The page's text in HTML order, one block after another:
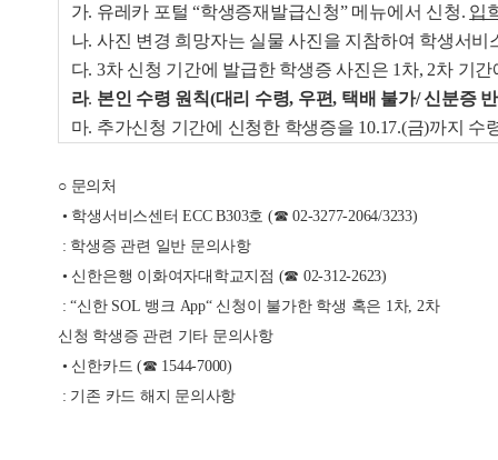
가. 유레카 포털 “학생증재발급신청” 메뉴에서 신청. 입
나. 사진 변경 희망자는 실물 사진을 지참하여 학생서
다. 3차 신청 기간에 발급한 학생증 사진은 1차, 2차 기
라. 본인 수령 원칙(대리 수령, 우편, 택배 불가/ 신분증
마. 추가신청 기간에 신청한 학생증을 10.17.(금)까지
○ 문의처
• 학생서비스센터 ECC B303호 (☎ 02-3277-2064/3233)
: 학생증 관련 일반 문의사항
• 신한은행 이화여자대학교지점 (☎ 02-312-2623)
: “신한 SOL 뱅크 App“ 신청이 불가한 학생 혹은 1차, 2차
신청 학생증 관련 기타 문의사항
• 신한카드 (☎ 1544-7000)
: 기존 카드 해지 문의사항